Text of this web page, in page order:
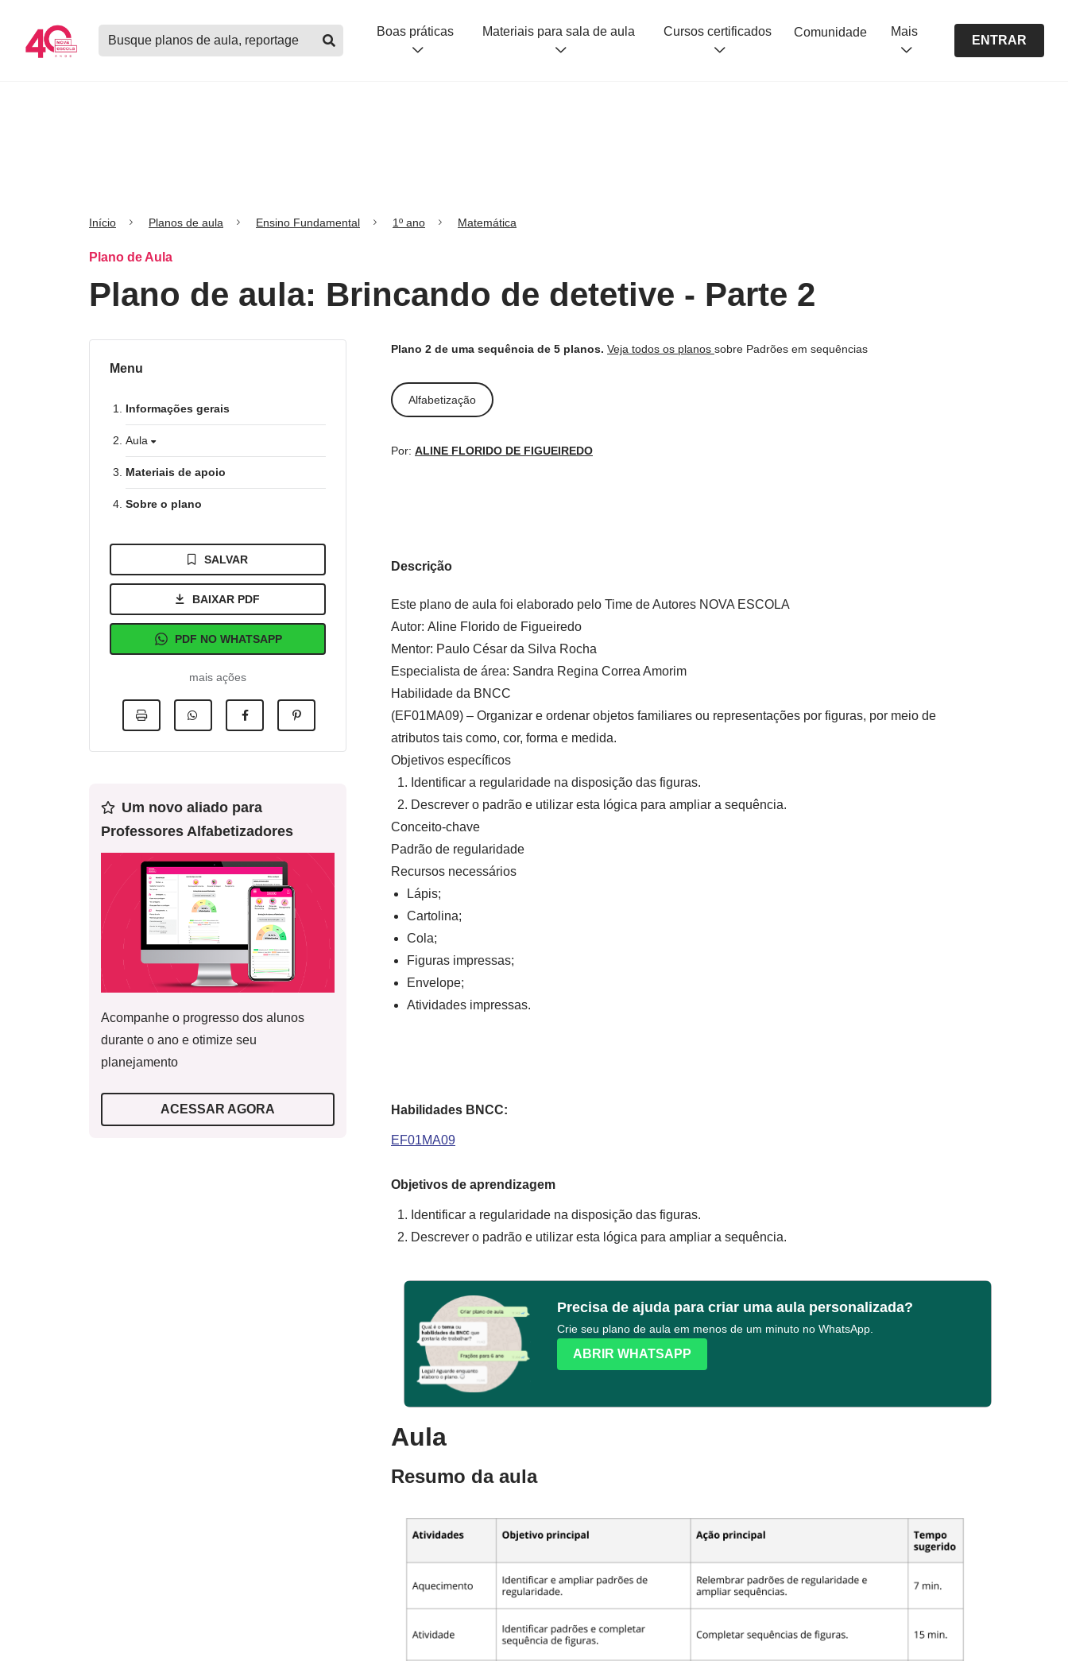
Buscar
planos
Boas práticas Materiais para sala de aula Cursos certificados Comunidade Mais
ENTRAR
Início Planos de aula Ensino Fundamental 1º ano Matemática
Plano de Aula
Plano de aula: Brincando de detetive - Parte 2
Menu
Informações gerais
Aula
Materiais de apoio
Sobre o plano
SALVAR
BAIXAR PDF
PDF NO WHATSAPP
mais ações
Um novo aliado para
Professores Alfabetizadores
Acompanhe o progresso dos alunos
durante o ano e otimize seu
planejamento
ACESSAR AGORA
Plano 2 de uma sequência de 5 planos. Veja todos os planos sobre Padrões em sequências
Alfabetização
Por: ALINE FLORIDO DE FIGUEIREDO
Descrição
Este plano de aula foi elaborado pelo Time de Autores NOVA ESCOLA
Autor: Aline Florido de Figueiredo
Mentor: Paulo César da Silva Rocha
Especialista de área: Sandra Regina Correa Amorim
Habilidade da BNCC
(EF01MA09) – Organizar e ordenar objetos familiares ou representações por figuras, por meio de
atributos tais como, cor, forma e medida.
Objetivos específicos
Identificar a regularidade na disposição das figuras.
Descrever o padrão e utilizar esta lógica para ampliar a sequência.
Conceito-chave
Padrão de regularidade
Recursos necessários
Lápis;
Cartolina;
Cola;
Figuras impressas;
Envelope;
Atividades impressas.
Habilidades BNCC:
EF01MA09
Objetivos de aprendizagem
Identificar a regularidade na disposição das figuras.
Descrever o padrão e utilizar esta lógica para ampliar a sequência.
Precisa de ajuda para criar uma aula personalizada?
Crie seu plano de aula em menos de um minuto no WhatsApp.
ABRIR WHATSAPP
Aula
Resumo da aula